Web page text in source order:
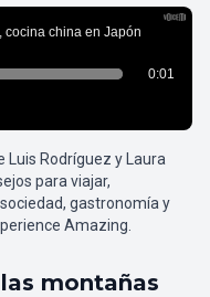
Luis Rodríguez y Laura
para viajar,
gastronomía y
Amazing.
montañas